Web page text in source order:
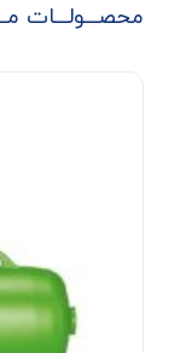
محصـــولـــات